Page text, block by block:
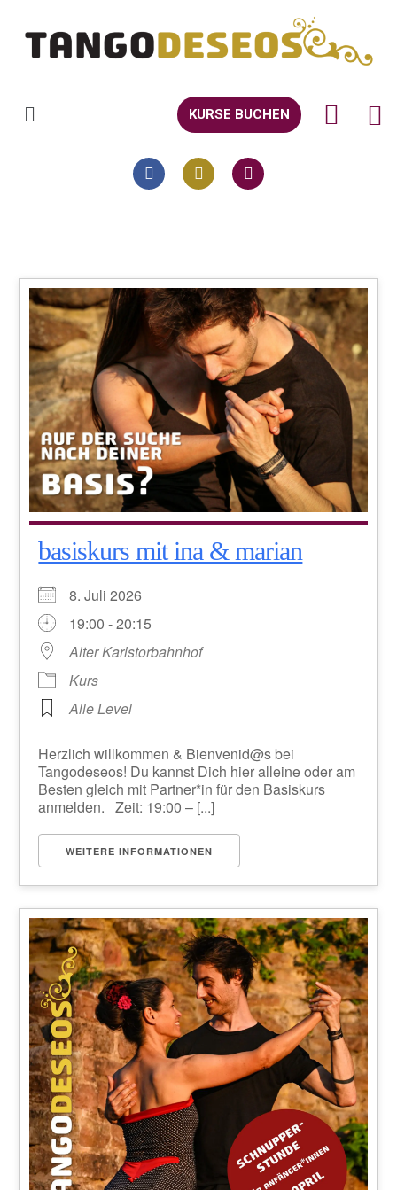
KURSE BUCHEN
basiskurs mit ina & marian
8. Juli 2026
19:00 - 20:15
Alter Karlstorbahnhof
Kurs
Alle Level
Herzlich willkommen & Bienvenid@s bei
Tangodeseos! Du kannst Dich hier alleine oder am
Besten gleich mit Partner*in für den Basiskurs
anmelden. Zeit: 19:00 – [...]
WEITERE INFORMATIONEN